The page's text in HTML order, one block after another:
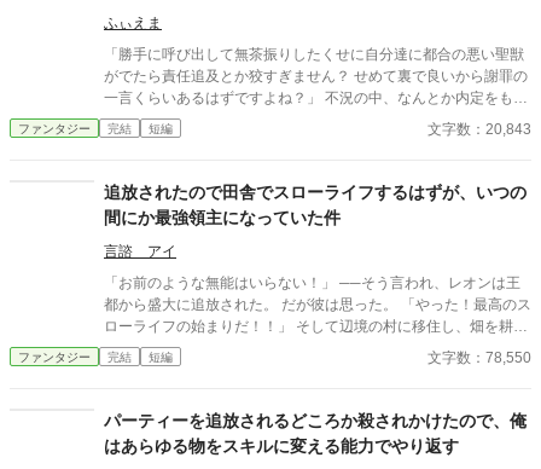
慢していた事色々好き放題してやります！
ふぃえま
「勝手に呼び出して無茶振りしたくせに自分達に都合の悪い聖獣
がでたら責任追及とか狡すぎません？ せめて裏で良いから謝罪の
一言くらいあるはずですよね？」 不況の中、なんとか内定をもぎ
取った会社にやっと慣れたと思ったら異世界召還されて勝手に聖
女にされました、佐藤です。いや、元佐藤か。 実は今日、なんか
出ました。 あんまりこういうの詳しくないけど確か超強いやつで
すよね？ なのに周りの反応は正反対！ なんかめっちゃ裏切り者と
か怒鳴られてロープグルグル巻きにされました。 勝手にこっちに
連れて来たりただでさえ難しい聖獣召喚にケチつけたり……なん
かもうこの人たち助けなくてもバチ当たりませんよね？
ファンタジー 完結 短編 文字数：20,843
追放されたので田舎でスローライフするはずが、いつの
間にか最強領主になっていた件
言諮 アイ
「お前のような無能はいらない！」 ──そう言われ、レオンは王
都から盛大に追放された。 だが彼は思った。 「やった！最高のス
ローライフの始まりだ！！」 そして辺境の村に移住し、畑を耕
し、温泉を掘り当て、牧場を開き、ついでに商売を始めたら……
気づけば村が巨大都市になっていた。 農業改革を進めたら周囲の
ったら各国の王族が観光に押し寄せる。 「俺はただ、のんびり暮
らしたいだけなんだが……？」 一方、レオンを追放した王国は、
バカ王のせいで経済崩壊＆敵国に占領寸前！ 慌てて「レオン様、
ファンタジー 完結 短編 文字数：78,550
パーティーを追放されるどころか殺されかけたので、俺
はあらゆる物をスキルに変える能力でやり返す